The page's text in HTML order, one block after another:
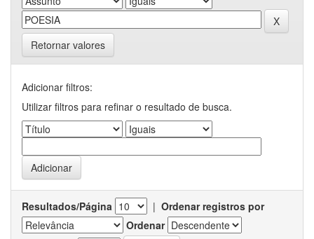
Retornar valores
Adicionar filtros:
Utilizar filtros para refinar o resultado de busca.
Resultados/Página | Ordenar registros por
Ordenar